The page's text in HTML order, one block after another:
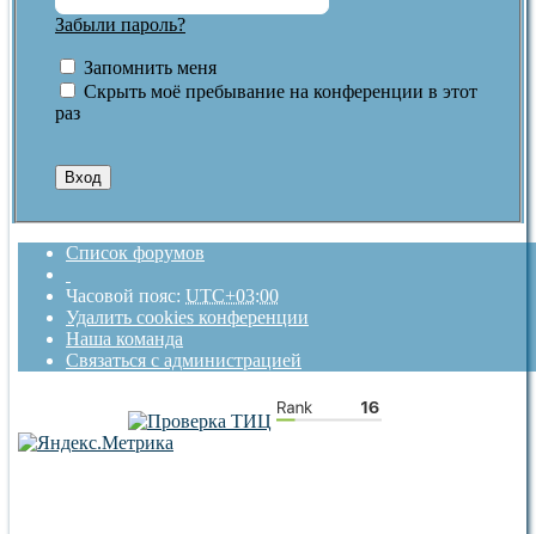
Забыли пароль?
Запомнить меня
Скрыть моё пребывание на конференции в этот
раз
Список форумов
Часовой пояс: UTC+03:00
Удалить cookies конференции
Наша команда
Связаться с администрацией